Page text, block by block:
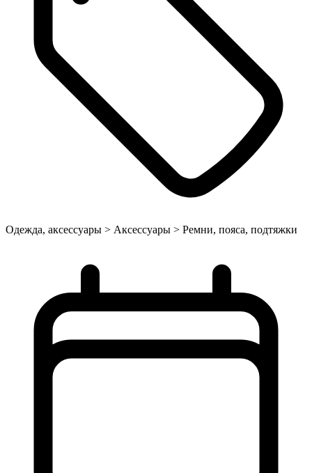
Одежда, аксессуары > Аксессуары > Ремни, пояса, подтяжки